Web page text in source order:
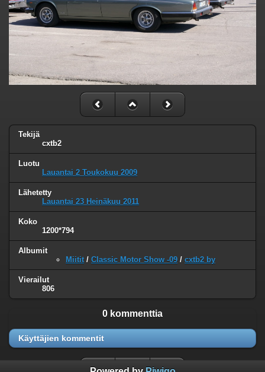
Tekijä
cxtb2
Luotu
Lauantai 2 Toukokuu 2009
Lähetetty
Lauantai 23 Heinäkuu 2011
Koko
1200*794
Albumit
Miitit / Classic Motor Show -09 / cxtb2 by
Vierailut
806
0 kommenttia
Käyttäjien kommentit